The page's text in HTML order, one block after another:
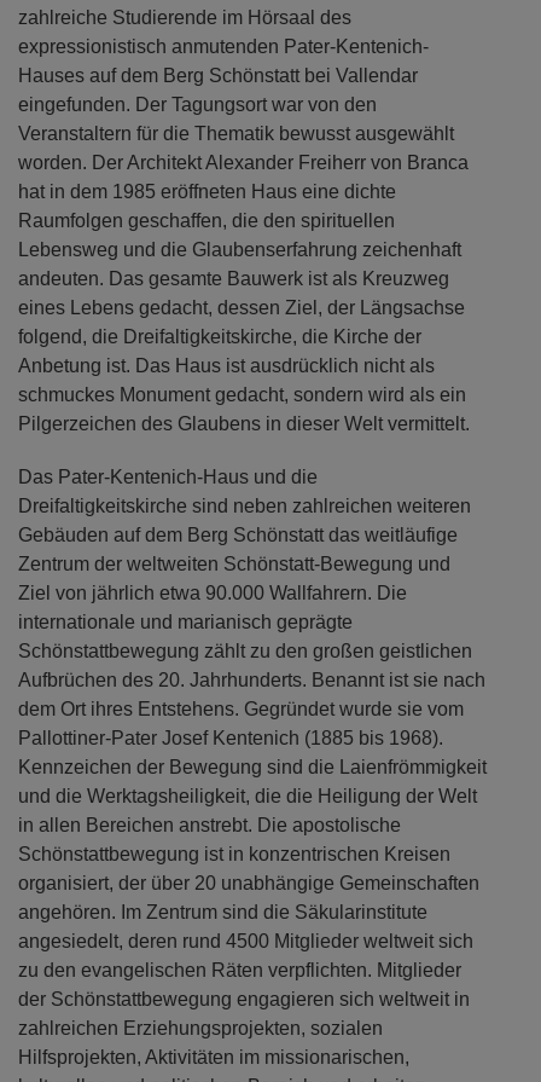
zahlreiche Studierende im Hörsaal des
expressionistisch anmutenden Pater-Kentenich-
Hauses auf dem Berg Schönstatt bei Vallendar
eingefunden. Der Tagungsort war von den
Veranstaltern für die Thematik bewusst ausgewählt
worden. Der Architekt Alexander Freiherr von Branca
hat in dem 1985 eröffneten Haus eine dichte
Raumfolgen geschaffen, die den spirituellen
Lebensweg und die Glaubenserfahrung zeichenhaft
andeuten. Das gesamte Bauwerk ist als Kreuzweg
eines Lebens gedacht, dessen Ziel, der Längsachse
folgend, die Dreifaltigkeitskirche, die Kirche der
Anbetung ist. Das Haus ist ausdrücklich nicht als
schmuckes Monument gedacht, sondern wird als ein
Pilgerzeichen des Glaubens in dieser Welt vermittelt.
Das Pater-Kentenich-Haus und die
Dreifaltigkeitskirche sind neben zahlreichen weiteren
Gebäuden auf dem Berg Schönstatt das weitläufige
Zentrum der weltweiten Schönstatt-Bewegung und
Ziel von jährlich etwa 90.000 Wallfahrern. Die
internationale und marianisch geprägte
Schönstattbewegung zählt zu den großen geistlichen
Aufbrüchen des 20. Jahrhunderts. Benannt ist sie nach
dem Ort ihres Entstehens. Gegründet wurde sie vom
Pallottiner-Pater Josef Kentenich (1885 bis 1968).
Kennzeichen der Bewegung sind die Laienfrömmigkeit
und die Werktagsheiligkeit, die die Heiligung der Welt
in allen Bereichen anstrebt. Die apostolische
Schönstattbewegung ist in konzentrischen Kreisen
organisiert, der über 20 unabhängige Gemeinschaften
angehören. Im Zentrum sind die Säkularinstitute
angesiedelt, deren rund 4500 Mitglieder weltweit sich
zu den evangelischen Räten verpflichten. Mitglieder
der Schönstattbewegung engagieren sich weltweit in
zahlreichen Erziehungsprojekten, sozialen
Hilfsprojekten, Aktivitäten im missionarischen,